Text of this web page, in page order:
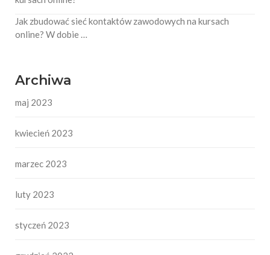
Jak zbudować sieć kontaktów zawodowych na kursach
online? W dobie …
Archiwa
maj 2023
kwiecień 2023
marzec 2023
luty 2023
styczeń 2023